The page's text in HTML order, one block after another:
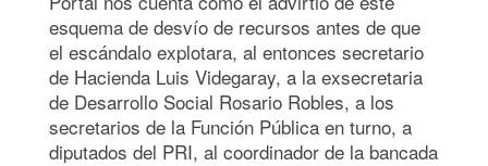
esquema de desvío de recursos antes de que
el escándalo explotara, al entonces secretario
de Hacienda Luis Videgaray, a la exsecretaria
de Desarrollo Social Rosario Robles, a los
secretarios de la Función Pública en turno, a
diputados del PRI, al coordinador de la bancada